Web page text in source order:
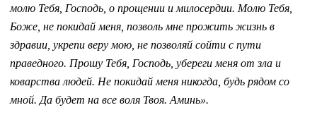
молю Тебя, Господь, о прощении и милосердии. Молю Тебя,
Боже, не покидай меня, позволь мне прожить жизнь в
здравии, укрепи веру мою, не позволяй сойти с пути
праведного. Прошу Тебя, Господь, убереги меня от зла и
коварства людей. Не покидай меня никогда, будь рядом со
мной. Да будет на все воля Твоя. Аминь».